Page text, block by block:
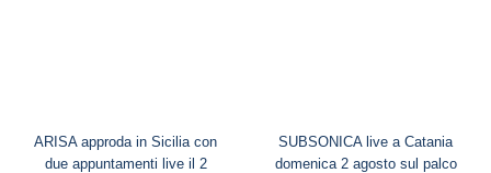
ARISA approda in Sicilia con
due appuntamenti live il 2
SUBSONICA live a Catania
domenica 2 agosto sul palco